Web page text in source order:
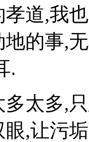
道,我
的事,
.
太多,
,让污